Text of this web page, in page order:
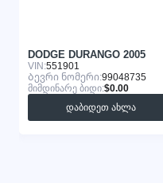
DODGE DURANGO 2005
VIN:551901
Ბევრი ნომერი:99048735
მიმდინარე ბიდი:$0.00
დაბიდეთ ახლა